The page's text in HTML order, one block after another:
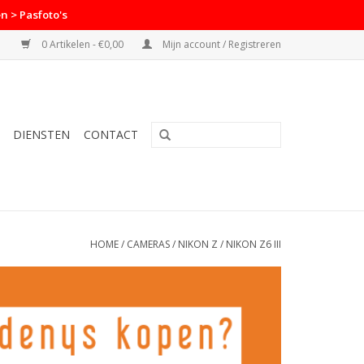
> Pasfoto's
0 Artikelen - €0,00 Mijn account / Registreren
DIENSTEN CONTACT
HOME/ CAMERAS/ NIKON Z / NIKON Z6 III